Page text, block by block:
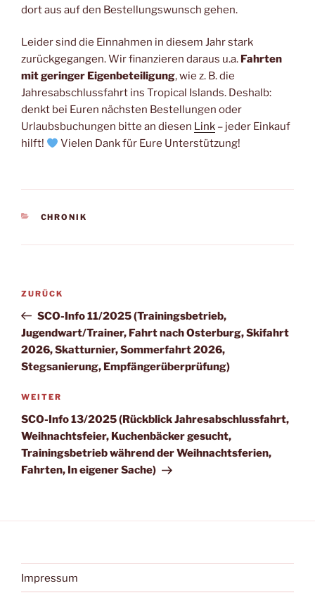
dort aus auf den Bestellungswunsch gehen.
Leider sind die Einnahmen in diesem Jahr stark
zurückgegangen. Wir finanzieren daraus u.a. Fahrten
mit geringer Eigenbeteiligung, wie z. B. die
Jahresabschlussfahrt ins Tropical Islands. Deshalb:
denkt bei Euren nächsten Bestellungen oder
Urlaubsbuchungen bitte an diesen Link – jeder Einkauf
hilft!
Vielen Dank für Eure Unterstützung!
KATEGORIEN
CHRONIK
Beitragsnavigation
Vorheriger
Beitrag
ZURÜCK
SCO-Info 11/2025 (Trainingsbetrieb,
Jugendwart/Trainer, Fahrt nach Osterburg, Skifahrt
2026, Skatturnier, Sommerfahrt 2026,
Stegsanierung, Empfängerüberprüfung)
Nächster
Beitrag
WEITER
SCO-Info 13/2025 (Rückblick Jahresabschlussfahrt,
Weihnachtsfeier, Kuchenbäcker gesucht,
Trainingsbetrieb während der Weihnachtsferien,
Fahrten, In eigener Sache)
Impressum